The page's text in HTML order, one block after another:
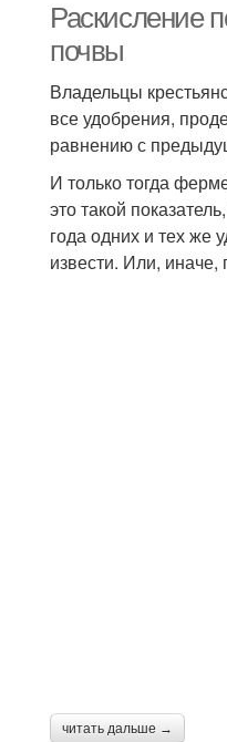
Раскисление
почвы
Владельцы
все удобрения,
равнению с
И только тогда
это такой
года одних и тех же
извести. Или,
читать дальше →